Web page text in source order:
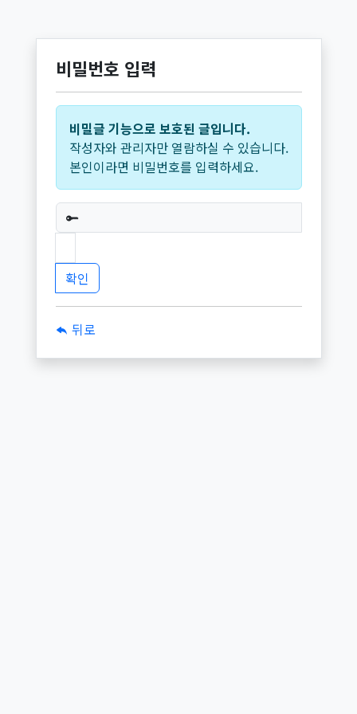
비밀번호 입력
비밀글 기능으로 보호된 글입니다.
작성자와 관리자만 열람하실 수 있습니다.
본인이라면 비밀번호를 입력하세요.
필수
뒤로